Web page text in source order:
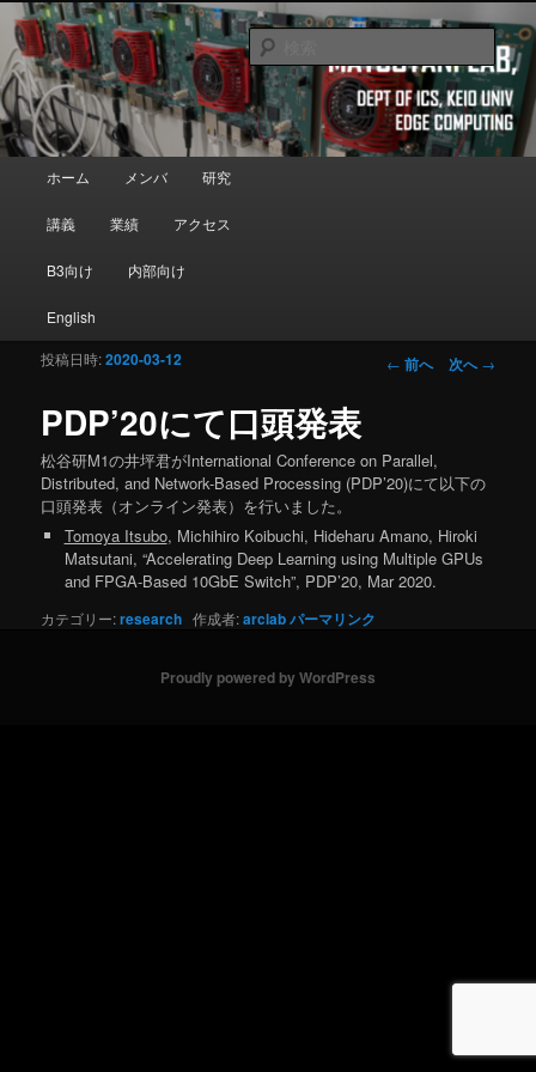
メインコンテンツへ移動
Matsutani Lab
Department of Information and Computer Science, Keio University
検
索
メインメニュー
ホーム メンバ 研究
講義 業績 アクセス
B3向け 内部向け
English
投稿ナビゲーシ
← 前へ 次へ→
PDP’20にて口頭発表
投稿日時:2020-03-12
松谷研M1の井坪君がInternational Conference on Parallel,
Distributed, and Network-Based Processing (PDP’20)にて以下の
口頭発表（オンライン発表）を行いました。
Tomoya Itsubo, Michihiro Koibuchi, Hideharu Amano, Hiroki
Matsutani, “Accelerating Deep Learning using Multiple GPUs
and FPGA-Based 10GbE Switch”, PDP’20, Mar 2020.
カテゴリー:research 作成者:arclabパーマリンク
Proudly powered by WordPress